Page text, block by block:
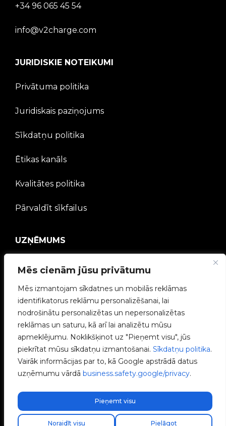
Mēs cienām jūsu privātumu
Mēs izmantojam sīkdatnes un mobilās reklāmas
identifikatorus reklāmu personalizēšanai, lai
nodrošinātu personalizētas un nepersonalizētas
reklāmas un saturu, kā arī lai analizētu mūsu
apmeklējumu. Noklikšķinot uz "Pieņemt visu", jūs
piekrītat mūsu sīkdatņu izmantošanai. Sīkdatņu politika.
Vairāk informācijas par to, kā Google apstrādā datus
uzņēmumu vārdā business.safety.google/privacy.
Pielāgot
Noraidīt visu
Pieņemt visu
+34 96 065 45 54
info@v2charge.com
JURIDISKIE NOTEIKUMI
Privātuma politika
Juridiskais paziņojums
Sīkdatņu politika
Ētikas kanāls
Kvalitātes politika
Pārvaldīt sīkfailus
UZŅĒMUMS
V2C kopiena
Strādā ar mums
e-Chargers
V2C Power
V2C Cloud
Atrodi savu uzstādītāju